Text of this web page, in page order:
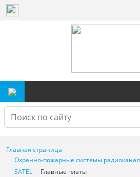
Главная страница
Охранно-пожарные системы
SATEL
Главные платы